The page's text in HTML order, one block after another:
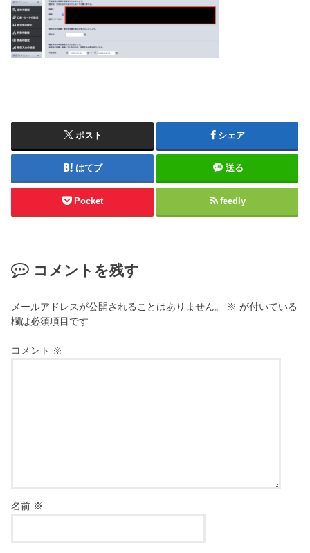
ポスト シェア
はてブ 送る
Pocket feedly
コメントを残す
メールアドレスが公開されることはありません。 ※ が付いている
欄は必須項目です
コメント ※
名前 ※